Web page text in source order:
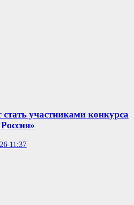
участниками конкурса
11:37